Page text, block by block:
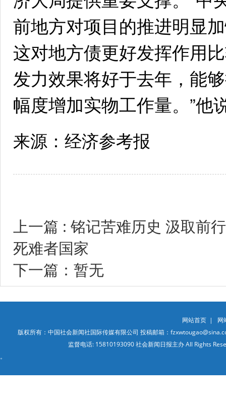
前地方对项目的推进明显
这对地方债更好发挥作用
发力效果将好于去年，能
幅度增加实物工作量。”他
来源：经济参考报
上一篇 : 铭记苦难历史 汲取
死难者国家
下一篇：暂无
网站首页 | 网
版权所有：中国社会新闻社国际传媒有限公司 投稿邮箱：
监督电话: 15810193090 社会新闻日报主办 All Rights
。